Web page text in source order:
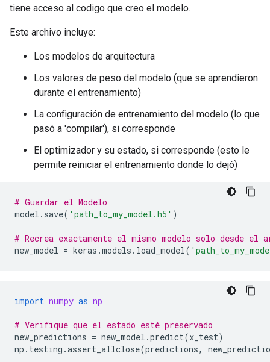
tiene acceso al codigo que creo el modelo.
Este archivo incluye:
Los modelos de arquitectura
Los valores de peso del modelo (que se aprendieron
durante el entrenamiento)
La configuración de entrenamiento del modelo (lo que
pasó a 'compilar'), si corresponde
El optimizador y su estado, si corresponde (esto le
permite reiniciar el entrenamiento donde lo dejó)
# Guardar el Modelo
model . save( 'path_to_my_model.h5' )
# Recrea exactamente el mismo modelo solo desde el
new_model = keras .models . load_model(
import numpy as np
# Verifique que el estado esté preservado
new_predictions = new_model .predict(x_test)
np . testing .assert_allclose(predictions,